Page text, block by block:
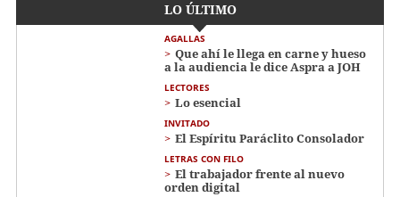
LO ÚLTIMO
AGALLAS
Que ahí le llega en carne y hueso
a la audiencia le dice Aspra a JOH
LECTORES
Lo esencial
INVITADO
El Espíritu Paráclito Consolador
LETRAS CON FILO
El trabajador frente al nuevo
orden digital